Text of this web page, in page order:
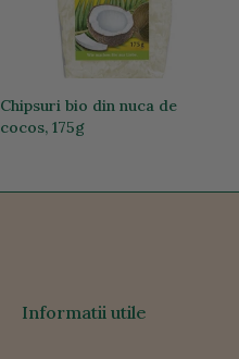
Chipsuri bio din nuca de
cocos, 175g
Informatii utile